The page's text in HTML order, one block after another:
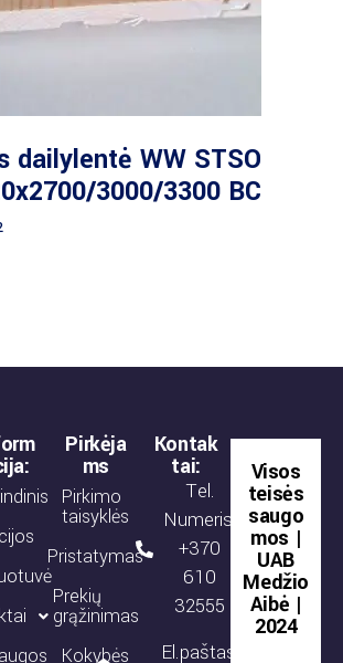
Daugiau
dailylentė WW STSO
3000/3300 BC
Pirkėja
ms
Pirkimo
taisyklės
Pristatymas
Prekių
grąžinimas
Kokybės
Kontak
tai:
Tel.
Numeris:
+370
610
32555
El.paštas:
Visos
teisės
saugo
mos |
UAB
Medžio
Aibė |
2024